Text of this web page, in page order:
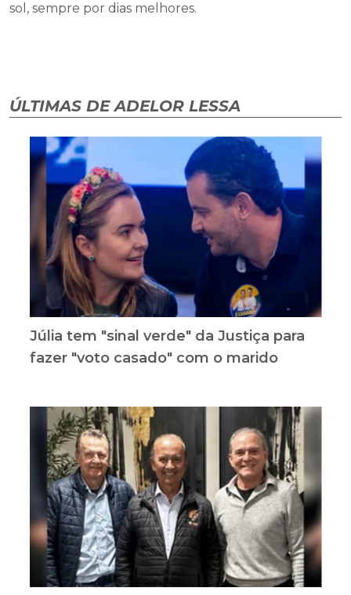
sol, sempre por dias melhores.
ÚLTIMAS DE ADELOR LESSA
Júlia tem "sinal verde" da Justiça para
fazer "voto casado" com o marido